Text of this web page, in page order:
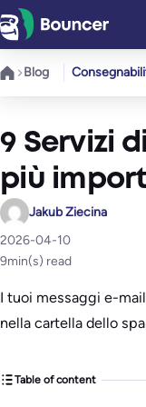
Vai
al
contenuto
Blog
9 Servizi
più
Jakub Ziecina
2026-04-10
9min(s) read
I tuoi messaggi e-
nella cartella dello
Table of content